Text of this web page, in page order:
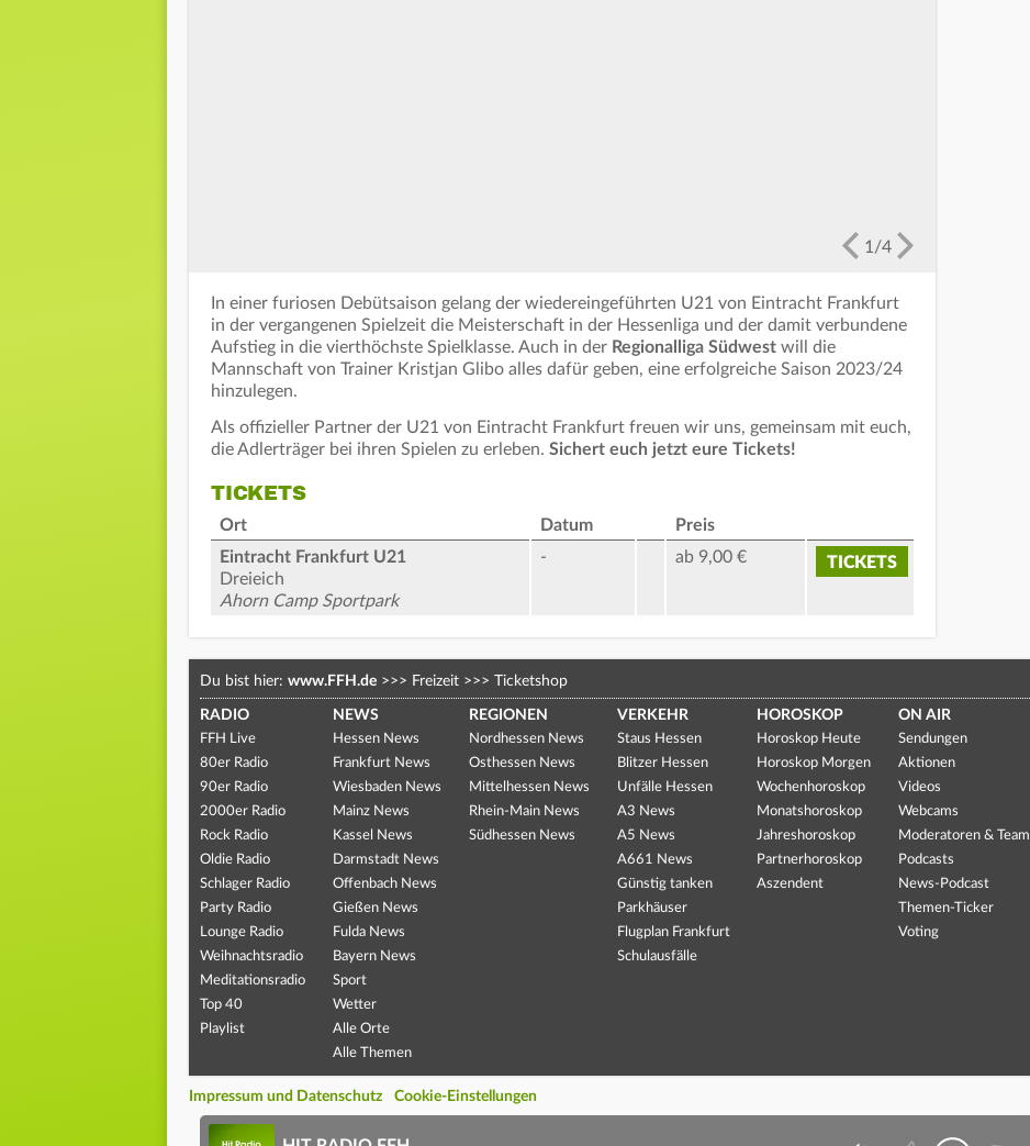
1 /4
In einer furiosen Debütsaison gelang der wiedereingeführten U21 von Eintracht Frankfurt
in der vergangenen Spielzeit die Meisterschaft in der Hessenliga und der damit verbundene
Aufstieg in die vierthöchste Spielklasse. Auch in der Regionalliga Südwest will die
Mannschaft von Trainer Kristjan Glibo alles dafür geben, eine erfolgreiche Saison 2023/24
hinzulegen.
Als offizieller Partner der U21 von Eintracht Frankfurt freuen wir uns, gemeinsam mit euch,
die Adlerträger bei ihren Spielen zu erleben. Sichert euch jetzt eure Tickets!
TICKETS
Ort Datum
Preis
Eintracht Frankfurt U21
Dreieich
Ahorn Camp Sportpark
- ab 9,00 € TICKETS
Du bist hier: www.FFH.de >>> Freizeit >>> Ticketshop
RADIO
FFH Live
80er Radio
90er Radio
2000er Radio
Rock Radio
Oldie Radio
Schlager Radio
Party Radio
Lounge Radio
Weihnachtsradio
Meditationsradio
Top 40
Playlist
NEWS
Hessen News
Frankfurt News
Wiesbaden News
Mainz News
Kassel News
Darmstadt News
Offenbach News
Gießen News
Fulda News
Bayern News
Sport
Wetter
Alle Orte
Alle Themen
REGIONEN
Nordhessen News
Osthessen News
Mittelhessen News
Rhein-Main News
Südhessen News
VERKEHR
Staus Hessen
Blitzer Hessen
Unfälle Hessen
A3 News
A5 News
A661 News
Günstig tanken
Parkhäuser
Flugplan Frankfurt
Schulausfälle
HOROSKOP
Horoskop Heute
Horoskop Morgen
Wochenhoroskop
Monatshoroskop
Jahreshoroskop
Partnerhoroskop
Aszendent
ON AIR
Sendungen
Aktionen
Videos
Webcams
Moderatoren & Team
Podcasts
News-Podcast
Themen-Ticker
Voting
Impressum und Datenschutz Cookie-Einstellungen